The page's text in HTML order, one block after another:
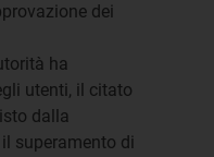
dei
ha
utenti, il citato
dalla
superamento di